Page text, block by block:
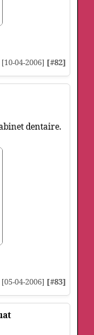
04-2006] [#82]
dentaire.
04-2006] [#83]